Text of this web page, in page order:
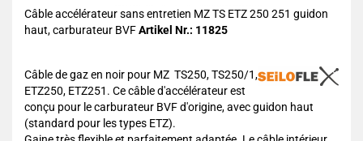
Câble accélérateur sans entretien MZ TS ETZ 250 251 guidon
haut, carburateur BVFArtikel Nr.: 11825
Câble de gaz en noir pour MZ TS250, TS250/1,
ETZ250, ETZ251. Ce câble d'accélérateur est
conçu pour le carburateur BVF d'origine, avec guidon haut
(standard pour les types ETZ).